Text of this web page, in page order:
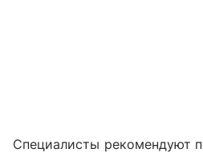
Специалисты рекомендуют